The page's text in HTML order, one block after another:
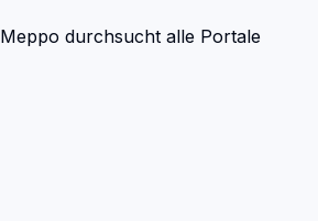
Meppo durchsucht alle Portale